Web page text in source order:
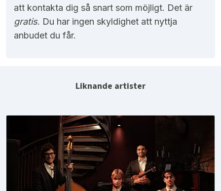
att kontakta dig så snart som möjligt. Det är
gratis. Du har ingen skyldighet att nyttja
anbudet du får.
Liknande artister